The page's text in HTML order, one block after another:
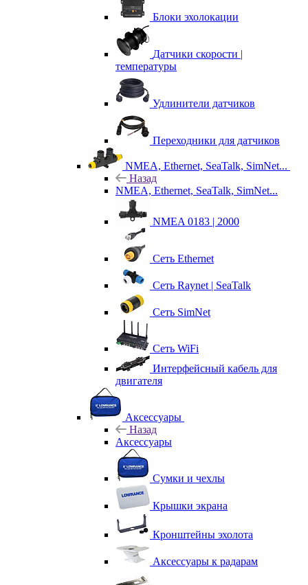
Блоки эхолокации
Датчики скорости |
температуры
Удлинители датчиков
Переходники для датчиков
NMEA, Ethernet, SeaTalk, SimNet...
Назад
NMEA, Ethernet, SeaTalk, SimNet...
NMEA 0183 | 2000
Сеть Ethernet
Сеть Raynet | SeaTalk
Сеть SimNet
Сеть WiFi
Интерфейсный кабель для
двигателя
Аксессуары
Назад
Аксессуары
Сумки и чехлы
Крышки экрана
Кронштейны эхолота
Аксессуары к радарам